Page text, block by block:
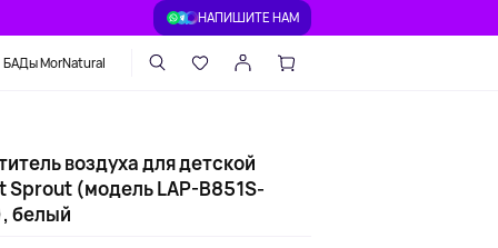
НАПИШИТЕ НАМ
БАДы MorNatural
воздуха для детской
Sprout (модель LAP-B851S-
белый